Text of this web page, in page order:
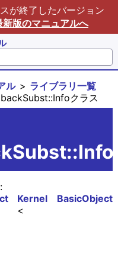
が終了したバージョン
新版のマニュアルへ
ル
ライブラリ一覧
クラス
BasicObject
Kernel